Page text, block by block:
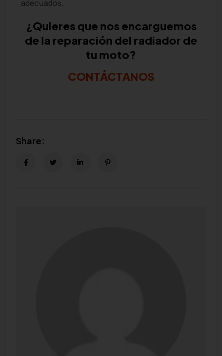
adecuados.
¿Quieres que nos encarguemos
de la reparación del radiador de
tu moto?
CONTÁCTANOS
Share: